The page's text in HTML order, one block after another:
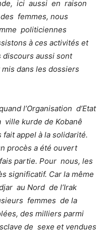
ici aussi en raison
femmes, nous
politiciennes
à ces activités et
discours aussi sont
dans les dossiers
l’Organisation d’Etat
ville kurde de Kobanê
fait appel à la solidarité.
procès a été ouvert
partie. Pour nous, les
significatif. Car la même
au Nord de l’Irak
femmes de la
des milliers parmi
de sexe et vendues